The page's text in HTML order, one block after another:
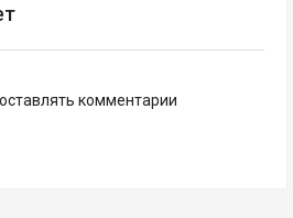
комментарии